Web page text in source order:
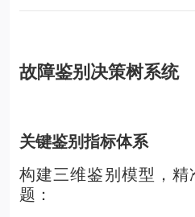
故障鉴别决策树系统
关键鉴别指标体系
构建三维鉴别模型，精
题：